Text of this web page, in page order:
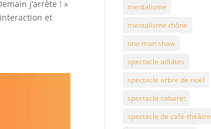
j’arrête ! »
et
mentalisme
mentalisme rhône
one man show
spectacle adultes
spectacle arbre de noël
spectacle cabaret
spectacle de café-théâtre